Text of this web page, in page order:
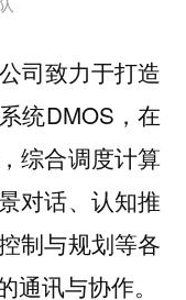
司致力于打造
统DMOS，在
综合调度计算
对话、认知推
制与规划等各
讯与协作。